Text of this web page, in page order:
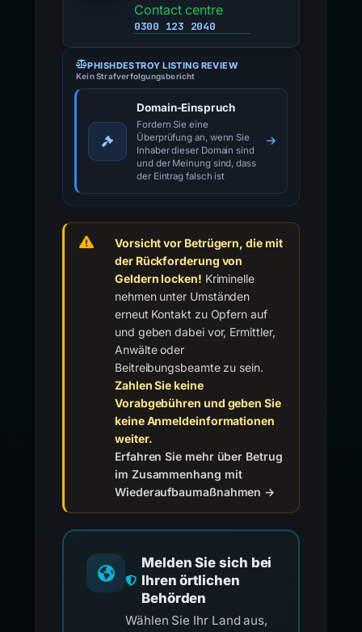
Contact centre
0300 123 2040
PHISHDESTROY LISTING REVIEW
Kein Strafverfolgungsbericht
Domain-Einspruch
Fordern Sie eine
Überprüfung an, wenn Sie
Inhaber dieser Domain sind
und der Meinung sind, dass
der Eintrag falsch ist
Vorsicht vor Betrügern, die mit
der Rückforderung von
Geldern locken! Kriminelle
nehmen unter Umständen
erneut Kontakt zu Opfern auf
und geben dabei vor, Ermittler,
Anwälte oder
Beitreibungsbeamte zu sein.
Zahlen Sie keine
Vorabgebühren und geben Sie
keine Anmeldeinformationen
weiter.
Erfahren Sie mehr über Betrug
im Zusammenhang mit
Wiederaufbaumaßnahmen →
Melden Sie sich bei
Ihren örtlichen
Behörden
Wählen Sie Ihr Land aus,